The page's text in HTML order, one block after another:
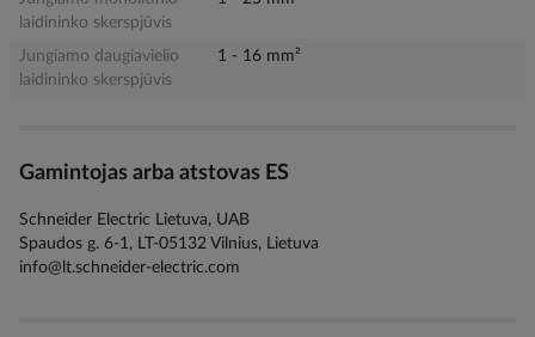
laidininko skerspjūvis
Jungiamo daugiavielio
laidininko skerspjūvis
1 - 16 mm²
Gamintojas arba atstovas ES
Schneider Electric Lietuva, UAB
Spaudos g. 6-1, LT-05132 Vilnius, Lietuva
info@lt.schneider-electric.com